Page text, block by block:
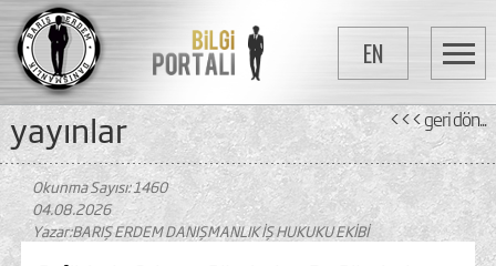
EN
yayinlar <<< geri dön...
Okunma Sayısı: 1460
04.08.2026
Yazar:BARIŞ ERDEM DANIŞMANLIK İŞ HUKUKU EKİBİ